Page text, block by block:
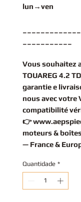
lun→ven
Vous souhaitez
TOUAREG 4.2
garantie e
nous avec votre
compatibilité
👉
moteurs &
— France &
Quantidade *